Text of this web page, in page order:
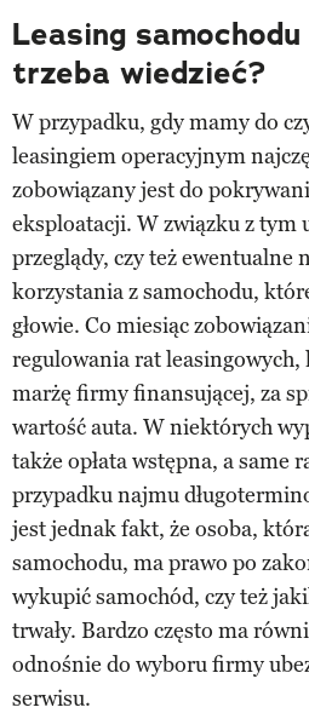
Leasing
trzeba wiedzieć?
W przypadku, gdy mamy do
leasingiem operacyjnym
zobowiązany jest do
eksploatacji. W związku z tym
przeglądy, czy też ewentualne
korzystania z samochodu,
głowie. Co miesiąc
regulowania rat leasingowych,
marżę firmy finansującej, za
wartość auta. W niektórych
także opłata wstępna, a same
przypadku najmu
jest jednak fakt, że osoba,
samochodu, ma prawo po
wykupić samochód, czy też
trwały. Bardzo często ma
odnośnie do wyboru firmy
serwisu.